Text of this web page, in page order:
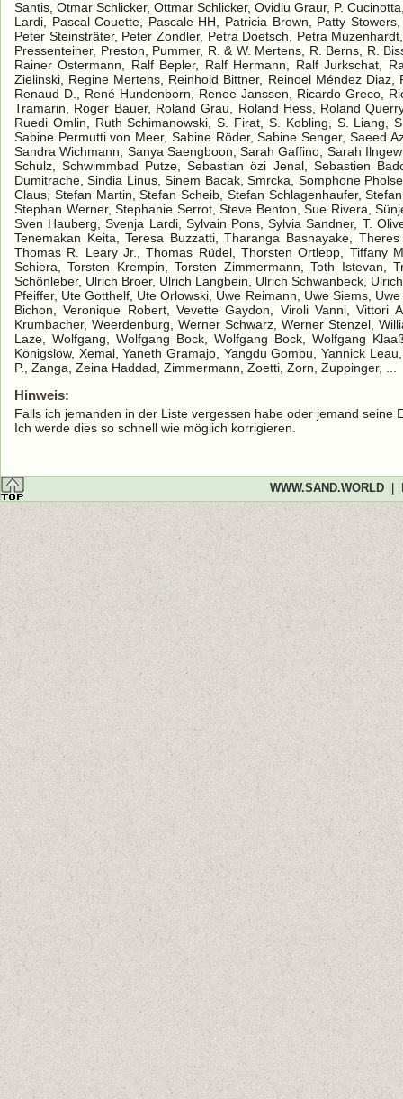
Hinweis:
Falls ich jemanden in der Liste vergessen habe oder jemand
Ich werde dies so schnell wie möglich korrigieren.
WWW.SAND.WORLD|